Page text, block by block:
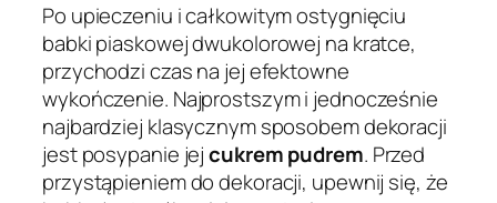
Po upieczeniu i całkowitym ostygnięciu
babki piaskowej dwukolorowej na kratce,
przychodzi czas na jej efektowne
wykończenie. Najprostszym i jednocześnie
najbardziej klasycznym sposobem dekoracji
jest posypanie jejcukrem pudrem. Przed
przystąpieniem do dekoracji, upewnij się, że